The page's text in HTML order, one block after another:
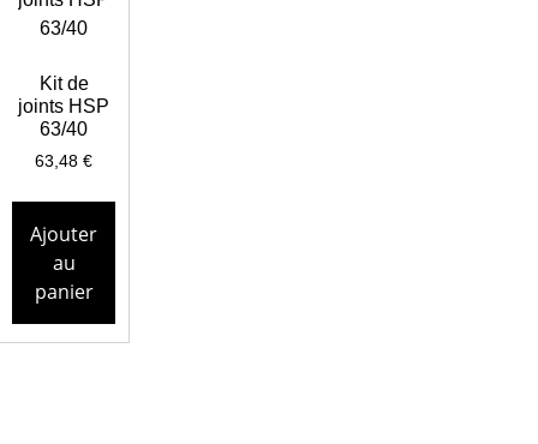
Kit de
joints HSP
63/40
63,48€
Ajouter
au
panier